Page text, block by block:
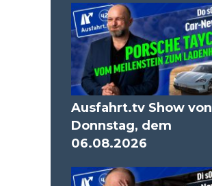
Ausfahrt.tv Show von
Donnstag, dem
06.08.2026